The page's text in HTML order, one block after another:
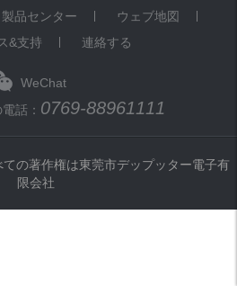
製品センター
ウェブ地図
&支持
連絡する
WeChat
話： 0769-88961111
の著作権は東莞市デップッター電子有
限会社